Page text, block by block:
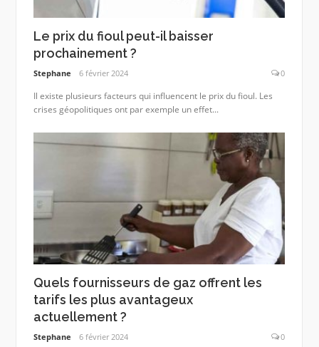
Le prix du fioul peut-il baisser
prochainement ?
Stephane 6 février 2024 0
Il existe plusieurs facteurs qui influencent le prix du fioul. Les
crises géopolitiques ont par exemple un effet...
Quels fournisseurs de gaz offrent les
tarifs les plus avantageux
actuellement ?
Stephane 6 février 2024 0